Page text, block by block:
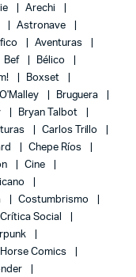
Arechi
Astronave
Aventuras
Bef
Bélico
Boxset
Bruguera
Bryan Talbot
Carlos Trillo
Chepe Ríos
Cine
Costumbrismo
Crítica Social
Comics